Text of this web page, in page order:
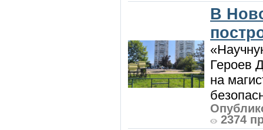
В
Героев
на
2374